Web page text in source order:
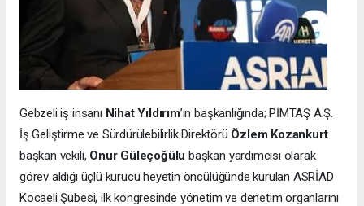
Gebzeli iş insanı Nihat Yıldırım’ın başkanlığında; PİMTAŞ A.Ş.
İş Geliştirme ve Sürdürülebilirlik Direktörü Özlem Kozankurt
başkan vekili, Onur Güleçoğülu başkan yardımcısı olarak
görev aldığı üçlü kurucu heyetin öncülüğünde kurulan ASRİAD
Kocaeli Şubesi, ilk kongresinde yönetim ve denetim organlarını